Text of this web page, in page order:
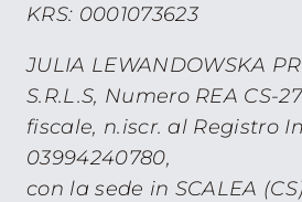
KRS: 0001073623
JULIA LEWANDOWSKA
S.R.L.S, Numero REA CS-
fiscale, n.iscr. al Registro
03994240780,
con la sede in SCALEA